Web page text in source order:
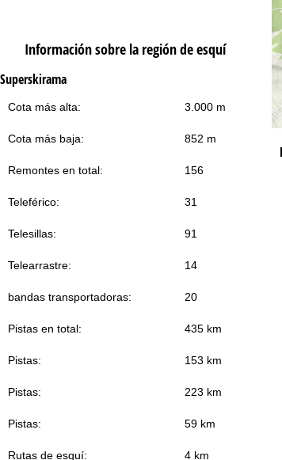
Información sobre la región de esquí
Superskirama
Cota más alta: 3.000 m
Cota más baja: 852 m
Remontes en total: 156
Teleférico: 31
Telesillas: 91
Telearrastre: 14
bandas transportadoras: 20
Pistas en total: 435 km
Pistas: 153 km
Pistas: 223 km
Pistas: 59 km
Rutas de esquí: 4 km